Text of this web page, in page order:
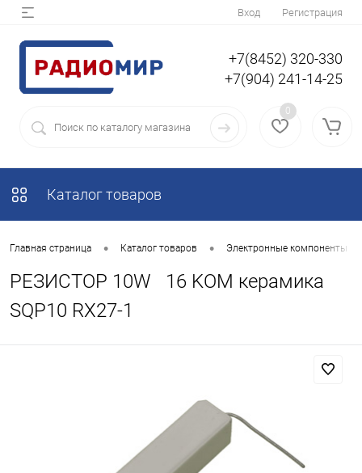
Вход Регистрация
+7(8452) 320-330
+7(904) 241-14-25
0
Каталог товаров
Главная страница • Каталог товаров • Электронные компоненты
РЕЗИСТОР 10W 16 KOM керамика
SQP10 RX27-1